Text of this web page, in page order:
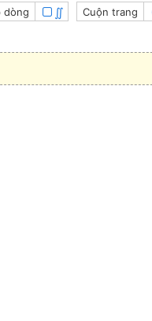
dòng ∬ Cuộn trang